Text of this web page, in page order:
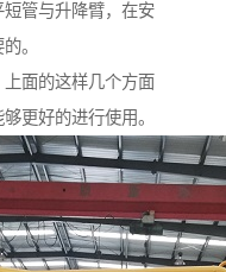
管与升降臂，在安
。
面的这样几个方面
更好的进行使用。